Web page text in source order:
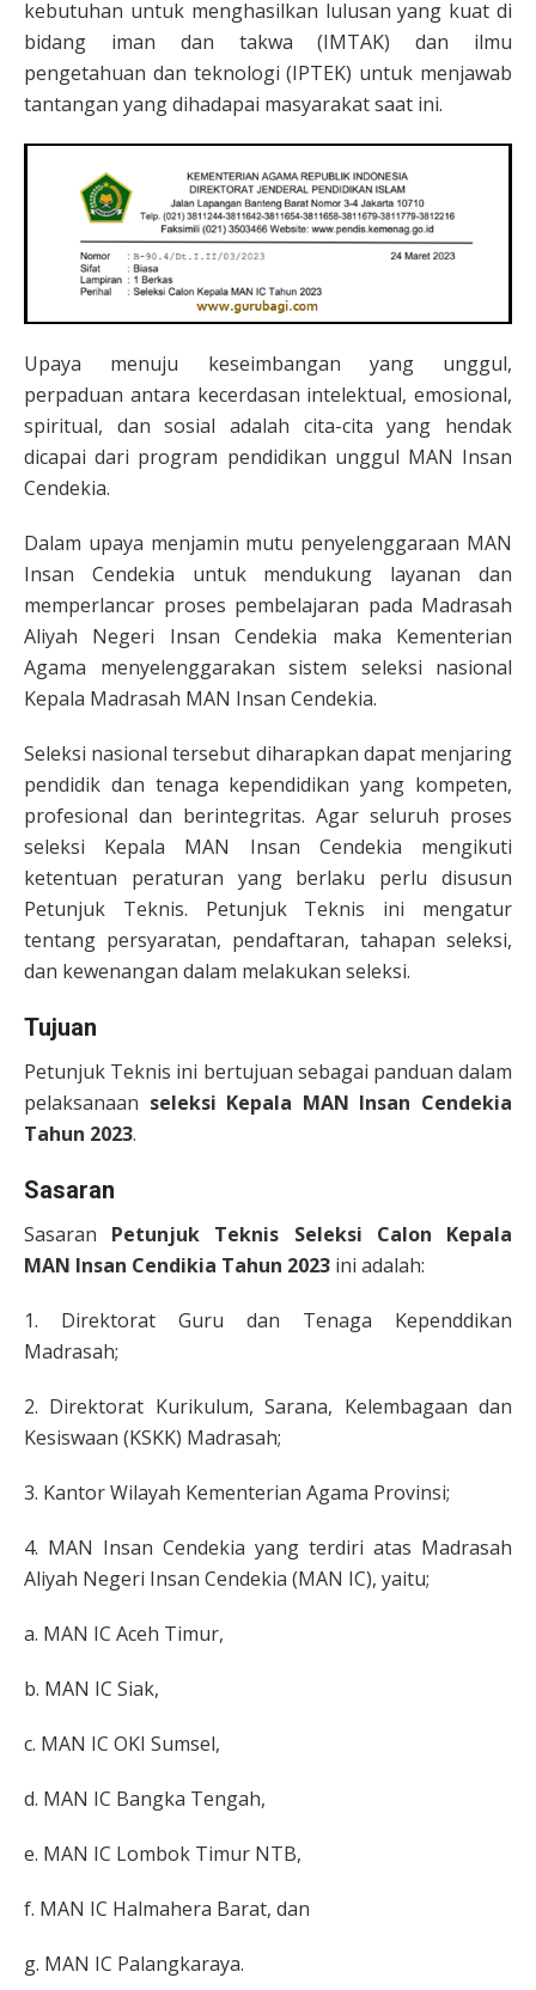
kebutuhan untuk menghasilkan lulusan yang kuat di
bidang iman dan takwa (IMTAK) dan ilmu
pengetahuan dan teknologi (IPTEK) untuk menjawab
tantangan yang dihadapai masyarakat saat ini.
Upaya menuju keseimbangan yang unggul,
perpaduan antara kecerdasan intelektual, emosional,
spiritual, dan sosial adalah cita-cita yang hendak
dicapai dari program pendidikan unggul MAN Insan
Cendekia.
Dalam upaya menjamin mutu penyelenggaraan MAN
Insan Cendekia untuk mendukung layanan dan
memperlancar proses pembelajaran pada Madrasah
Aliyah Negeri Insan Cendekia maka Kementerian
Agama menyelenggarakan sistem seleksi nasional
Kepala Madrasah MAN Insan Cendekia.
Seleksi nasional tersebut diharapkan dapat menjaring
pendidik dan tenaga kependidikan yang kompeten,
profesional dan berintegritas. Agar seluruh proses
seleksi Kepala MAN Insan Cendekia mengikuti
ketentuan peraturan yang berlaku perlu disusun
Petunjuk Teknis. Petunjuk Teknis ini mengatur
tentang persyaratan, pendaftaran, tahapan seleksi,
dan kewenangan dalam melakukan seleksi.
Tujuan
Petunjuk Teknis ini bertujuan sebagai panduan dalam
pelaksanaan seleksi Kepala MAN Insan Cendekia
Tahun 2023.
Sasaran
Sasaran Petunjuk Teknis Seleksi Calon Kepala
MAN Insan Cendikia Tahun 2023 ini adalah:
1. Direktorat Guru dan Tenaga Kependdikan
Madrasah;
2. Direktorat Kurikulum, Sarana, Kelembagaan dan
Kesiswaan (KSKK) Madrasah;
3. Kantor Wilayah Kementerian Agama Provinsi;
4. MAN Insan Cendekia yang terdiri atas Madrasah
Aliyah Negeri Insan Cendekia (MAN IC), yaitu;
a. MAN IC Aceh Timur,
b. MAN IC Siak,
c. MAN IC OKI Sumsel,
d. MAN IC Bangka Tengah,
e. MAN IC Lombok Timur NTB,
f. MAN IC Halmahera Barat, dan
g. MAN IC Palangkaraya.